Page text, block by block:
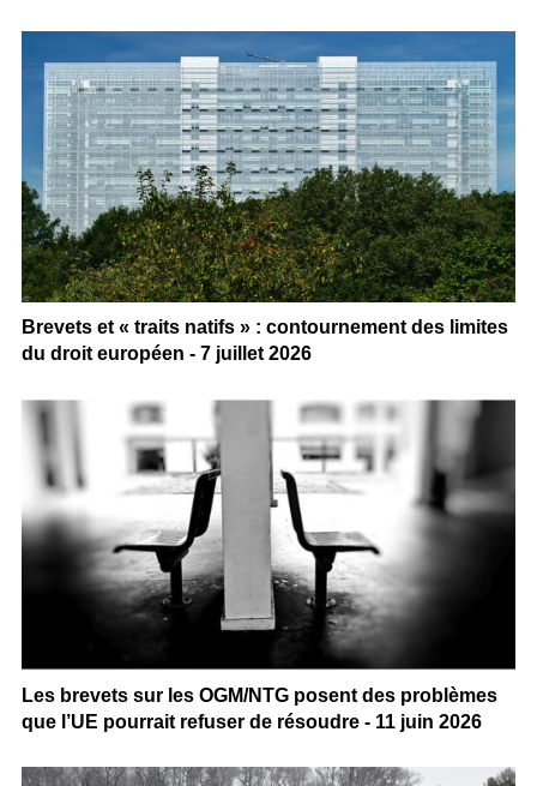
Brevets et « traits natifs » : contournement des limites
du droit européen - 7 juillet 2026
Les brevets sur les OGM/NTG posent des problèmes
que l’UE pourrait refuser de résoudre - 11 juin 2026